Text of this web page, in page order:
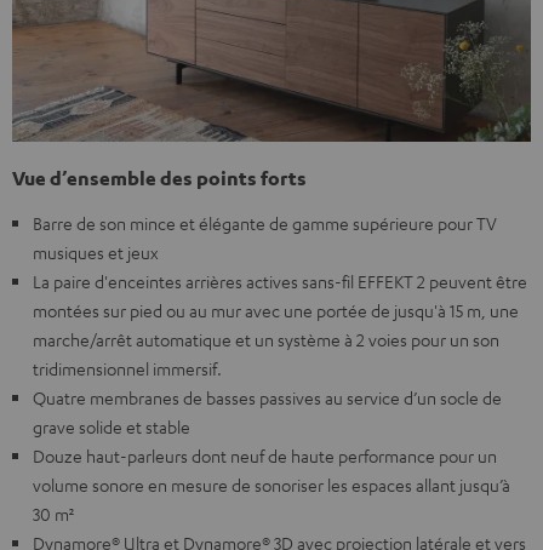
Vue d’ensemble des points forts
Barre de son mince et élégante de gamme supérieure pour TV
musiques et jeux
La paire d'enceintes arrières actives sans-fil EFFEKT 2 peuvent être
montées sur pied ou au mur avec une portée de jusqu'à 15 m, une
marche/arrêt automatique et un système à 2 voies pour un son
tridimensionnel immersif.
Quatre membranes de basses passives au service d’un socle de
grave solide et stable
Douze haut-parleurs dont neuf de haute performance pour un
volume sonore en mesure de sonoriser les espaces allant jusqu’à
30 m²
Dynamore® Ultra et Dynamore® 3D avec projection latérale et vers